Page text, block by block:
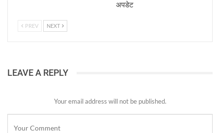
अपडेट
PREV NEXT
LEAVE A REPLY
Your email address will not be published.